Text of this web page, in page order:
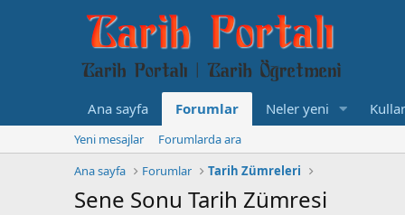
Ana sayfa Forumlar Neler yeni
Yeni mesajlar
Forumlarda ara
Ana sayfa
Forumlar Tarih Zümreleri
Sene Sonu Tarih Zümresi